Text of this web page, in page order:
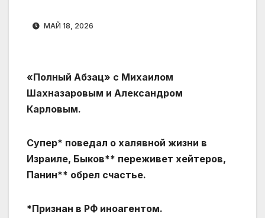
МАЙ 18, 2026
«Полный Абзац» с Михаилом
Шахназаровым и Александром
Карловым.
Супер* поведал о халявной жизни в
Израиле, Быков** переживет хейтеров,
Панин** обрел счастье.
*Признан в РФ иноагентом.